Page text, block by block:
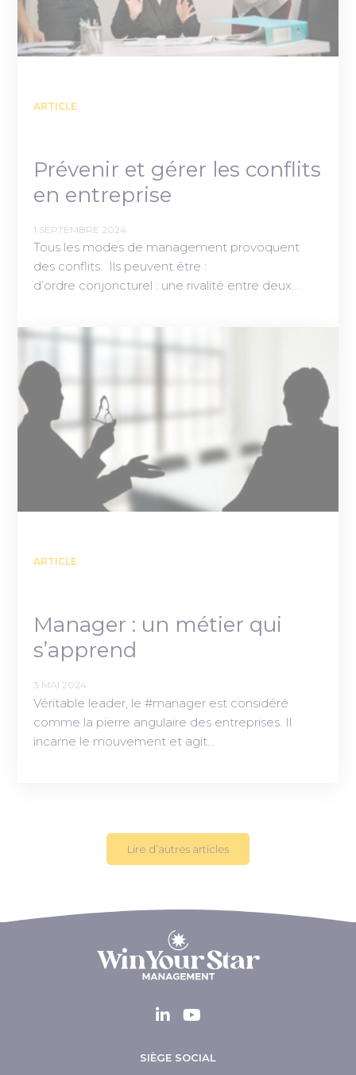
ARTICLE
Prévenir et gérer les conflits
en entreprise
1 SEPTEMBRE 2024
Tous les modes de management provoquent
des conflits. Ils peuvent être :
d’ordre conjoncturel : une rivalité entre deux…
ARTICLE
Manager : un métier qui
s’apprend
3 MAI 2024
Véritable leader, le #manager est considéré
comme la pierre angulaire des entreprises. Il
incarne le mouvement et agit…
Lire d’autres articles
SIÈGE SOCIAL